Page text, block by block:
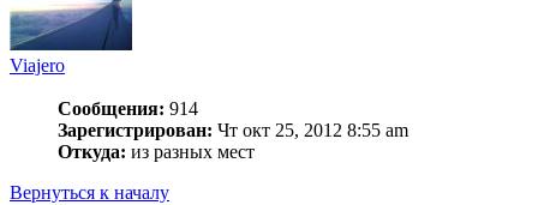
Viajero
Сообщения: 914
Зарегистрирован: Чт окт 25, 2012 8:55 am
Откуда: из разных мест
Вернуться к началу